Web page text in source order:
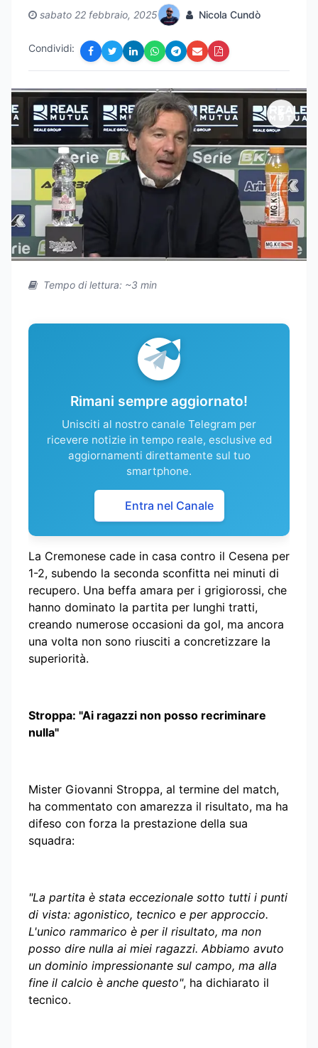
sabato 22 febbraio, 2025 Nicola Cundò
Condividi:
Tempo di lettura: ~3 min
Rimani sempre aggiornato!
Unisciti al nostro canale Telegram per
ricevere notizie in tempo reale, esclusive ed
aggiornamenti direttamente sul tuo
smartphone.
Entra nel Canale
La Cremonese cade in casa contro il Cesena per
1-2, subendo la seconda sconfitta nei minuti di
recupero. Una beffa amara per i grigiorossi, che
hanno dominato la partita per lunghi tratti,
creando numerose occasioni da gol, ma ancora
una volta non sono riusciti a concretizzare la
superiorità.
Stroppa: "Ai ragazzi non posso recriminare
nulla"
Mister Giovanni Stroppa, al termine del match,
ha commentato con amarezza il risultato, ma ha
difeso con forza la prestazione della sua
squadra:
"La partita è stata eccezionale sotto tutti i punti
di vista: agonistico, tecnico e per approccio.
L'unico rammarico è per il risultato, ma non
posso dire nulla ai miei ragazzi. Abbiamo avuto
un dominio impressionante sul campo, ma alla
fine il calcio è anche questo", ha dichiarato il
tecnico.